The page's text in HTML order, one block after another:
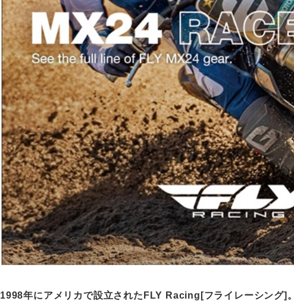
1998年にアメリカで設立されたFLY Racing[フライレーシング]